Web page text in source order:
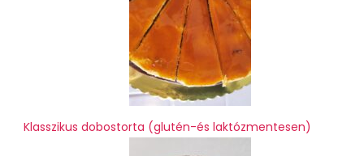
Klasszikus dobostorta (glutén-és laktózmentesen)